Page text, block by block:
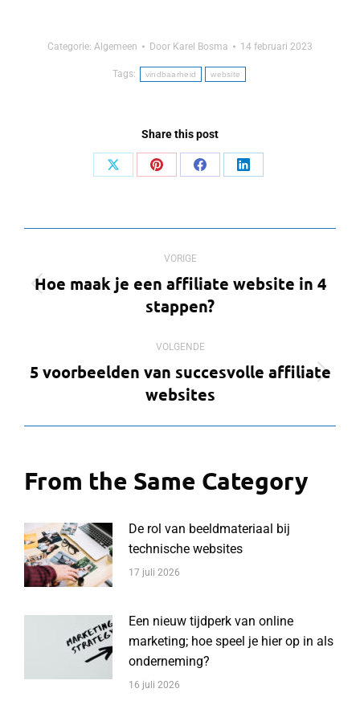
Categorie: Algemeen Door Karel Bosma 14 februari 2023
Tags: vindbaarheid website
Share this post
Deel
Deel
Deel
Deel
navigatie
VORIGE
Vorig
bericht
Hoe maak je een affiliate website in 4
stappen?
VOLGENDE
Volgend
bericht
5 voorbeelden van succesvolle affiliate
websites
From the Same Category
De rol van beeldmateriaal bij
technische websites
17 juli 2026
Een nieuw tijdperk van online
marketing; hoe speel je hier op in als
onderneming?
16 juli 2026